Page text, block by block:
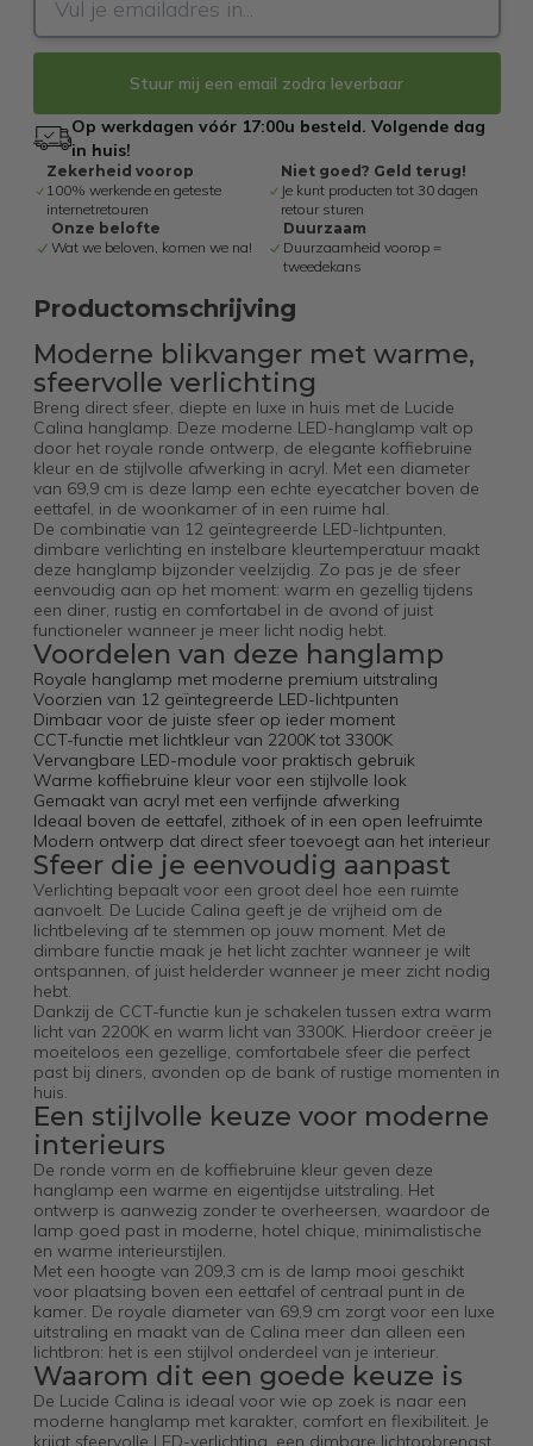
Stuur mij een email zodra leverbaar
Op werkdagen vóór 17:00u besteld. Volgende dag
in huis!
Zekerheid voorop
100% werkende en geteste
internetretouren
Niet goed? Geld terug!
Je kunt producten tot 30 dagen
retour sturen
Onze belofte
Wat we beloven, komen we na!
Duurzaam
Duurzaamheid voorop =
tweedekans
Productomschrijving
Moderne blikvanger met warme,
sfeervolle verlichting
Breng direct sfeer, diepte en luxe in huis met de Lucide
Calina hanglamp. Deze moderne LED-hanglamp valt op
door het royale ronde ontwerp, de elegante koffiebruine
kleur en de stijlvolle afwerking in acryl. Met een diameter
van 69,9 cm is deze lamp een echte eyecatcher boven de
eettafel, in de woonkamer of in een ruime hal.
De combinatie van 12 geïntegreerde LED-lichtpunten,
dimbare verlichting en instelbare kleurtemperatuur maakt
deze hanglamp bijzonder veelzijdig. Zo pas je de sfeer
eenvoudig aan op het moment: warm en gezellig tijdens
een diner, rustig en comfortabel in de avond of juist
functioneler wanneer je meer licht nodig hebt.
Voordelen van deze hanglamp
Royale hanglamp met moderne premium uitstraling
Voorzien van 12 geïntegreerde LED-lichtpunten
Dimbaar voor de juiste sfeer op ieder moment
CCT-functie met lichtkleur van 2200K tot 3300K
Vervangbare LED-module voor praktisch gebruik
Warme koffiebruine kleur voor een stijlvolle look
Gemaakt van acryl met een verfijnde afwerking
Ideaal boven de eettafel, zithoek of in een open leefruimte
Modern ontwerp dat direct sfeer toevoegt aan het interieur
Sfeer die je eenvoudig aanpast
Verlichting bepaalt voor een groot deel hoe een ruimte
aanvoelt. De Lucide Calina geeft je de vrijheid om de
lichtbeleving af te stemmen op jouw moment. Met de
dimbare functie maak je het licht zachter wanneer je wilt
ontspannen, of juist helderder wanneer je meer zicht nodig
hebt.
Dankzij de CCT-functie kun je schakelen tussen extra warm
licht van 2200K en warm licht van 3300K. Hierdoor creëer je
moeiteloos een gezellige, comfortabele sfeer die perfect
past bij diners, avonden op de bank of rustige momenten in
huis.
Een stijlvolle keuze voor moderne
interieurs
De ronde vorm en de koffiebruine kleur geven deze
hanglamp een warme en eigentijdse uitstraling. Het
ontwerp is aanwezig zonder te overheersen, waardoor de
lamp goed past in moderne, hotel chique, minimalistische
en warme interieurstijlen.
Met een hoogte van 209,3 cm is de lamp mooi geschikt
voor plaatsing boven een eettafel of centraal punt in de
kamer. De royale diameter van 69,9 cm zorgt voor een luxe
uitstraling en maakt van de Calina meer dan alleen een
lichtbron: het is een stijlvol onderdeel van je interieur.
Waarom dit een goede keuze is
De Lucide Calina is ideaal voor wie op zoek is naar een
moderne hanglamp met karakter, comfort en flexibiliteit. Je
krijgt sfeervolle LED-verlichting, een dimbare lichtopbrengst